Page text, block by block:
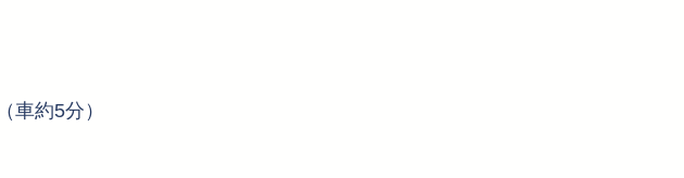
車約5分）